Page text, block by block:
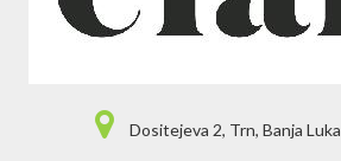
Dositejeva 2, Trn, Banja Luka